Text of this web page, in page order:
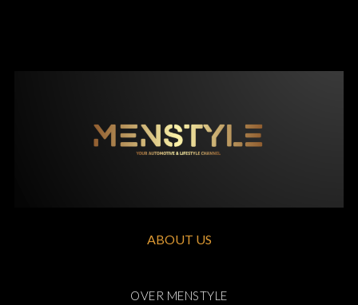
ABOUT US
OVER MENSTYLE